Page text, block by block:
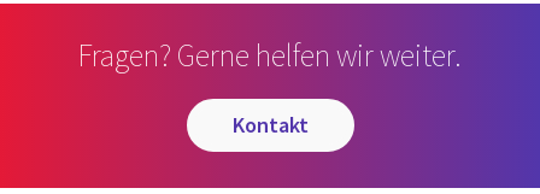
Fragen? Gerne helfen wir weiter.
kontakt